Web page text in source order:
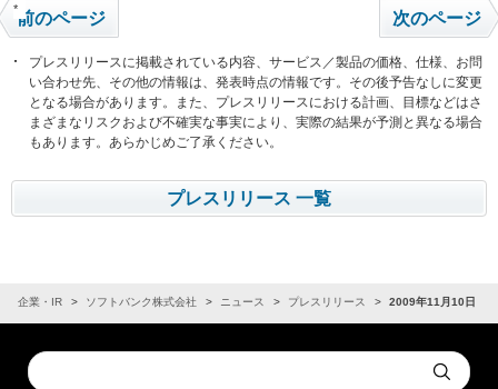
*前のページ 次のページ
プレスリリースに掲載されている内容、サービス／製品の価格、仕様、お問
い合わせ先、その他の情報は、発表時点の情報です。その後予告なしに変更
となる場合があります。また、プレスリリースにおける計画、目標などはさ
まざまなリスクおよび不確実な事実により、実際の結果が予測と異なる場合
もあります。あらかじめご了承ください。
プレスリリース 一覧
企業・IR ソフトバンク株式会社 ニュース プレスリリース 2009年11月10日
Conduct
Submit